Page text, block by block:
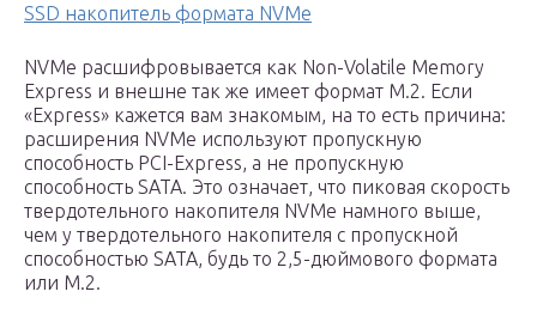
SSD накопитель формата NVMe
NVMe расшифровывается как Non-Volatile Memory
Express и внешне так же имеет формат M.2. Если
«Express» кажется вам знакомым, на то есть причина:
расширения NVMe используют пропускную
способность PCI-Express, а не пропускную
способность SATA. Это означает, что пиковая скорость
твердотельного накопителя NVMe намного выше,
чем у твердотельного накопителя с пропускной
способностью SATA, будь то 2,5-дюймового формата
или M.2.